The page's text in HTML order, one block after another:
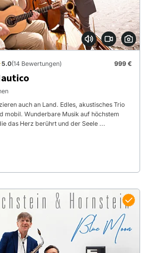
5.0(14 Bewertungen) 999 €
auch an Land. Edles, akustisches Trio
mobil. Wunderbare Musik auf höchstem
das Herz berührt und der Seele ...